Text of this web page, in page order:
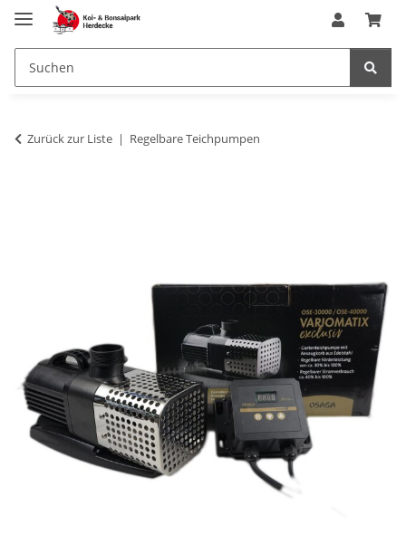
Zurück zur Liste Regelbare Teichpumpen